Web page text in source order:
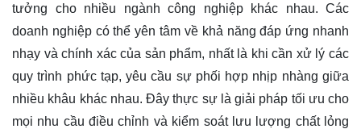
tưởng cho nhiều ngành công nghiệp khác nhau. Các
doanh nghiệp có thể yên tâm về khả năng đáp ứng nhanh
nhạy và chính xác của sản phẩm, nhất là khi cần xử lý các
quy trình phức tạp, yêu cầu sự phối hợp nhịp nhàng giữa
nhiều khâu khác nhau. Đây thực sự là giải pháp tối ưu cho
mọi nhu cầu điều chỉnh và kiểm soát lưu lượng chất lỏng